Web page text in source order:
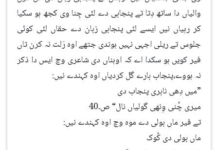
والیاں دا ساتھ دِتا تے پنجابی دے لئی جِنا وی کجھ ہو سکیا
کر رہیاں نیں ایسے لئی پنجابی زبان دے حقاں لئی کوئی
جلوس تے ریلی اجہی نہیں ہوندی جتھے اوہ رَلت نہ کرن تاں
فیر کویں ہو سکدا اے کہ اوہناں دی شاعری وچ ایس دا ذکر
نہ ہووے،پنجاب بارے گل کردیاں اوہ کہندے نیں:
”میں دِھی نابری پنجاب دی
میری چُنی وِنھی گولیاں نال“ ص۔40
تے فیر ماں بولی دے موہ وچ اوہ کہندے نیں:
ماں بولی دی کُوک